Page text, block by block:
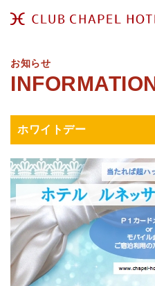
お知らせ
ホワイトデー